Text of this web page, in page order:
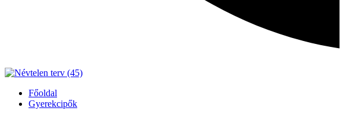
Főoldal
Gyerekcipők